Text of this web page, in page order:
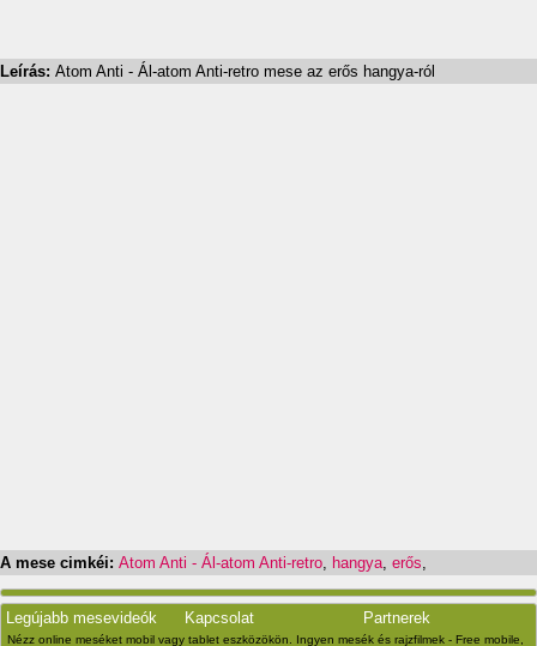
Leírás: Atom Anti - Ál-atom Anti-retro mese az erős hangya-ról
A mese cimkéi: Atom Anti - Ál-atom Anti-retro hangya erős
Legújabb mesevideók Kapcsolat Partnerek
Nézz online meséket mobil vagy tablet eszközökön. Ingyen mesék és rajzfilmek - Free mobile,